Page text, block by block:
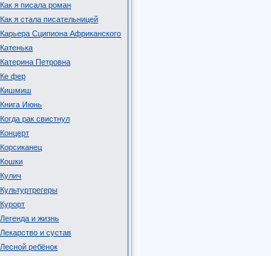
Как я писала роман
Как я стала писательницей
Карьера Сципиона Африканского
Катенька
Катерина Петровна
Ке фер
Кишмиш
Книга Июнь
Когда рак свистнул
Концерт
Корсиканец
Кошки
Кулич
Культуртрегеры
Курорт
Легенда и жизнь
Лекарство и сустав
Лесной ребёнок